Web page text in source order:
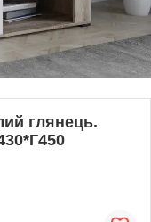
глянець.